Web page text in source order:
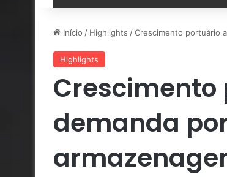
Início / Highlights /Crescimento portuário
Highlights
demanda